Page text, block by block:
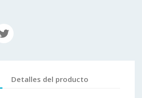
Detalles del producto